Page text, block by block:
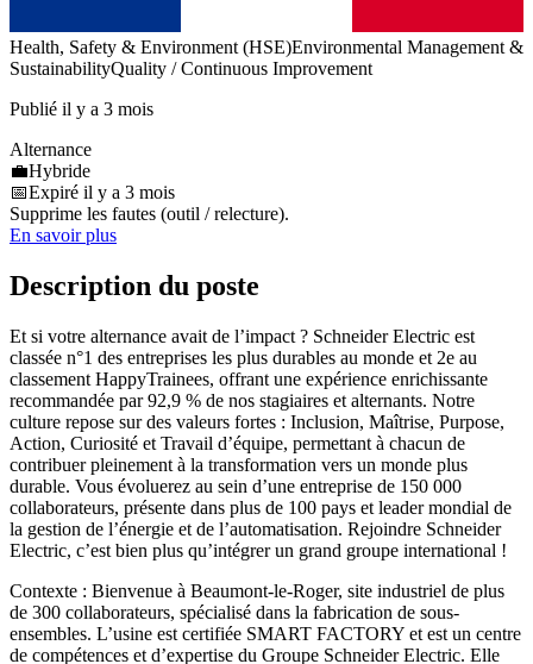
Health, Safety & Environment (HSE)Environmental Management &
SustainabilityQuality / Continuous Improvement
Publié il y a 3 mois
Alternance
💼Hybride
📅Expiré il y a 3 mois
Supprime les fautes (outil / relecture).
En savoir plus
Description du poste
Et si votre alternance avait de l’impact ? Schneider Electric est
classée n°1 des entreprises les plus durables au monde et 2e au
classement HappyTrainees, offrant une expérience enrichissante
recommandée par 92,9 % de nos stagiaires et alternants. Notre
culture repose sur des valeurs fortes : Inclusion, Maîtrise, Purpose,
Action, Curiosité et Travail d’équipe, permettant à chacun de
contribuer pleinement à la transformation vers un monde plus
durable. Vous évoluerez au sein d’une entreprise de 150 000
collaborateurs, présente dans plus de 100 pays et leader mondial de
la gestion de l’énergie et de l’automatisation. Rejoindre Schneider
Electric, c’est bien plus qu’intégrer un grand groupe international !
Contexte : Bienvenue à Beaumont-le-Roger, site industriel de plus
de 300 collaborateurs, spécialisé dans la fabrication de sous-
ensembles. L’usine est certifiée SMART FACTORY et est un centre
de compétences et d’expertise du Groupe Schneider Electric. Elle